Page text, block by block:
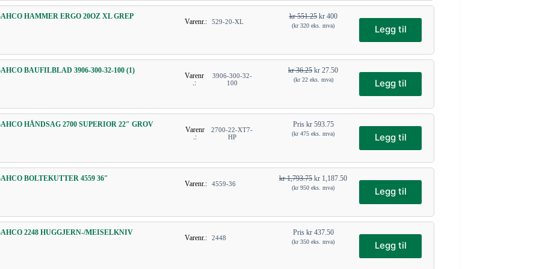
HAMMER ERGO 20OZ XL GREP
Varenr.: 529-20-XL
kr551.25 kr400
(kr320 eks. mva) Legg til
BAUFILBLAD 3906-300-32-100 (1)
Varenr
.:
3906-300-32-
100
kr36.25 kr 27.50
(kr22eks. mva) Legg til
HÅNDSAG 2700 SUPERIOR 22″ GROV
Varenr
.:
2700-22-XT7-
HP
Pris kr593.75
(kr475 eks. mva) Legg til
BOLTEKUTTER 4559 36″
Varenr.: 4559-36
kr1,793.75 kr 1,187.50
(kr950 eks. mva) Legg til
2248 HUGGJERN-/MEISELKNIV
Varenr.: 2448
Pris kr437.50
(kr350 eks. mva) Legg til